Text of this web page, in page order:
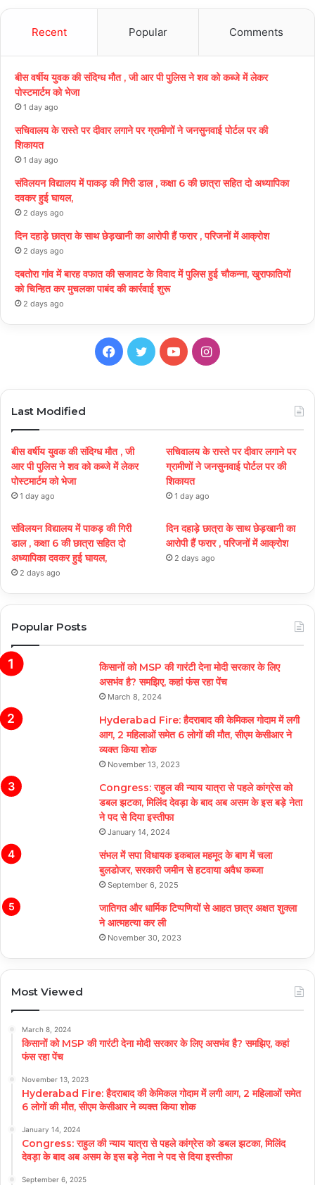
Recent Popular Comments
बीस वर्षीय युवक की संदिग्ध मौत , जी आर पी पुलिस ने शव को कब्जे में लेकर
पोस्टमार्टम को भेजा
1 day ago
सचिवालय के रास्ते पर दीवार लगाने पर ग्रामीणों ने जनसुनवाई पोर्टल पर की
शिकायत
1 day ago
संविलयन विद्यालय में पाकड़ की गिरी डाल , कक्षा 6 की छात्रा सहित दो अध्यापिका
दवकर हुई घायल,
2 days ago
दिन दहाड़े छात्रा के साथ छेड़खानी का आरोपी हैं फरार , परिजनों में आक्रोश
2 days ago
दबतोरा गांव में बारह वफात की सजावट के विवाद में पुलिस हुई चौकन्ना, खुराफातियों
को चिन्हित कर मुचलका पाबंद की कार्रवाई शुरू
2 days ago
Facebook
TwitterYouTubeInstagram
Last Modified
बीस वर्षीय युवक की संदिग्ध मौत , जी
आर पी पुलिस ने शव को कब्जे में लेकर
पोस्टमार्टम को भेजा
1 day ago
सचिवालय के रास्ते पर दीवार लगाने पर
ग्रामीणों ने जनसुनवाई पोर्टल पर की
शिकायत
1 day ago
संविलयन विद्यालय में पाकड़ की गिरी
डाल , कक्षा 6 की छात्रा सहित दो
अध्यापिका दवकर हुई घायल,
2 days ago
दिन दहाड़े छात्रा के साथ छेड़खानी का
आरोपी हैं फरार , परिजनों में आक्रोश
2 days ago
Popular Posts
किसानों को MSP की गारंटी देना मोदी सरकार के लिए
असभंव है? समझिए, कहां फंस रहा पेंच
March 8, 2024
Hyderabad Fire: हैदराबाद की केमिकल गोदाम में लगी
आग, 2 महिलाओं समेत 6 लोगों की मौत, सीएम केसीआर ने
व्यक्त किया शोक
November 13, 2023
Congress: राहुल की न्याय यात्रा से पहले कांग्रेस को
डबल झटका, मिलिंद देवड़ा के बाद अब असम के इस बड़े नेता
ने पद से दिया इस्तीफा
January 14, 2024
संभल में सपा विधायक इकबाल महमूद के बाग में चला
बुलडोजर, सरकारी जमीन से हटवाया अवैध कब्जा
September 6, 2025
जातिगत और धार्मिक टिप्पणियों से आहत छात्र अक्षत शुक्ला
ने आत्महत्या कर ली
November 30, 2023
Most Viewed
March 8, 2024
किसानों को MSP की गारंटी देना मोदी सरकार के लिए असभंव है? समझिए, कहां
फंस रहा पेंच
November 13, 2023
Hyderabad Fire: हैदराबाद की केमिकल गोदाम में लगी आग, 2 महिलाओं समेत
6 लोगों की मौत, सीएम केसीआर ने व्यक्त किया शोक
January 14, 2024
Congress: राहुल की न्याय यात्रा से पहले कांग्रेस को डबल झटका, मिलिंद
देवड़ा के बाद अब असम के इस बड़े नेता ने पद से दिया इस्तीफा
September 6, 2025